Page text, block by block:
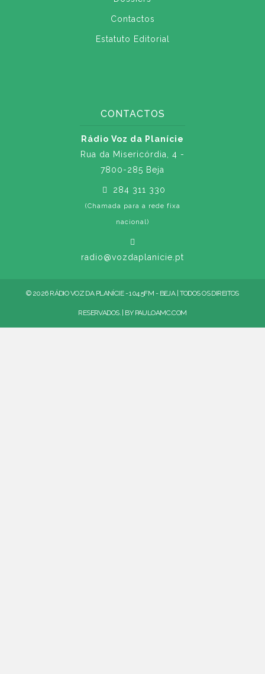
Contactos
Estatuto Editorial
CONTACTOS
Rádio Voz da Planície
Rua da Misericórdia, 4 -
7800-285 Beja
284 311 330
(Chamada para a rede fixa
nacional)
radio@vozdaplanicie.pt
© 2026 RÁDIO VOZ DA PLANÍCIE - 104.5FM - BEJA | TODOS OS DIREITOS
RESERVADOS. | BY PAULOAMC.COM